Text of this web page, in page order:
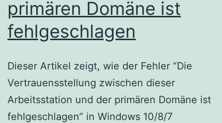
primären Domäne ist
fehlgeschlagen
Dieser Artikel zeigt, wie der Fehler “Die
Vertrauensstellung zwischen dieser
Arbeitsstation und der primären Domäne ist
fehlgeschlagen” in Windows 10/8/7